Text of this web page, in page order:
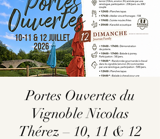
Portes Ouvertes du
Vignoble Nicolas
Thérez – 10, 11 & 12